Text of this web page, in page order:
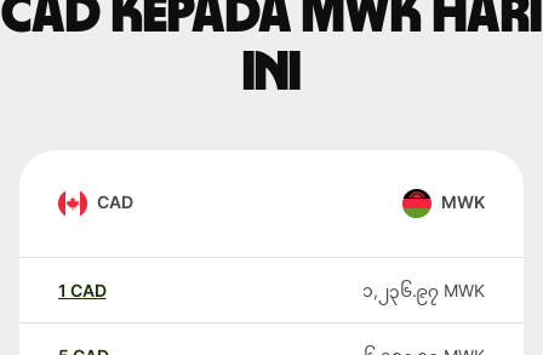
CAD kepada MWK hari
ini
CAD MWK
1 CAD ၁,၂၃၆.၉၇ MWK